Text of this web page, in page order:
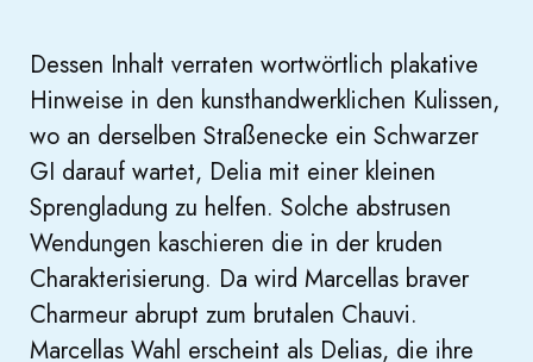
Dessen Inhalt verraten wortwörtlich plakative
Hinweise in den kunsthandwerklichen Kulissen,
wo an derselben Straßenecke ein Schwarzer
GI darauf wartet, Delia mit einer kleinen
Sprengladung zu helfen. Solche abstrusen
Wendungen kaschieren die in der kruden
Charakterisierung. Da wird Marcellas braver
Charmeur abrupt zum brutalen Chauvi.
Marcellas Wahl erscheint als Delias, die ihre